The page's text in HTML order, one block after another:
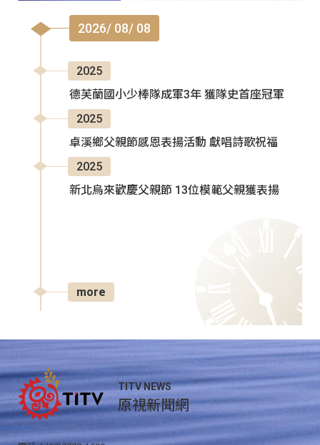
2026/ 08/ 08
2025
德芙蘭國小少棒隊成軍3年 獲隊史首座冠軍
2025
卓溪鄉父親節感恩表揚活動 獻唱詩歌祝福
2025
新北烏來歡慶父親節 13位模範父親獲表揚
more
TITV NEWS
原視新聞網